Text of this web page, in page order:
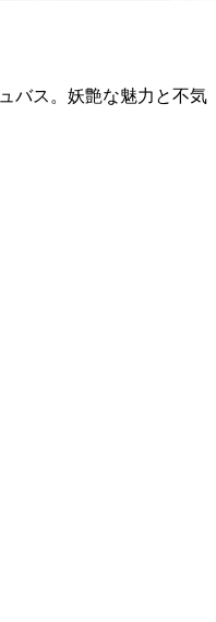
バス。妖艶な魅力と不気